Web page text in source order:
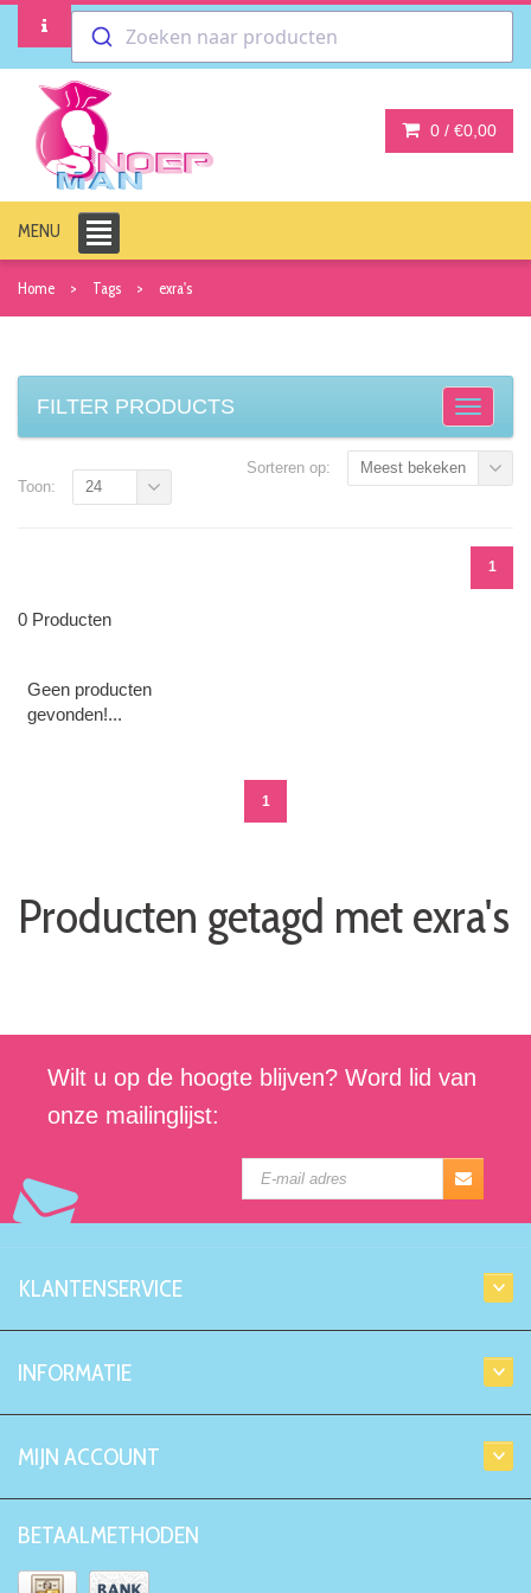
Zoeken naar producten
0 / €0,00
MENU
Home Tags exra's
FILTER PRODUCTS
Sorteren op: Meest bekeken
1
Toon: 24
0 Producten
Geen producten
gevonden!...
1
Producten getagd met exra's
Wilt u op de hoogte blijven? Word lid van
onze mailinglijst:
KLANTENSERVICE
INFORMATIE
MIJN ACCOUNT
BETAALMETHODEN